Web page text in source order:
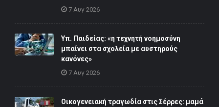
7 Αυγ 2026
Υπ. Παιδείας: «η τεχνητή νοημοσύνη
μπαίνει στα σχολεία με αυστηρούς
κανόνες»
7 Αυγ 2026
Οικογενειακή τραγωδία στις Σέρρες: μαμά